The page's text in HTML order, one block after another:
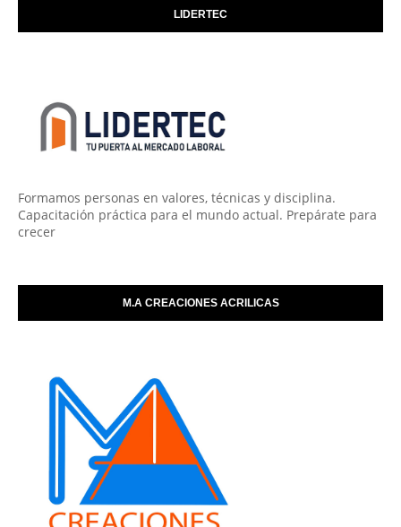
LIDERTEC
Formamos personas en valores, técnicas y disciplina.
Capacitación práctica para el mundo actual. Prepárate para
crecer
M.A CREACIONES ACRILICAS